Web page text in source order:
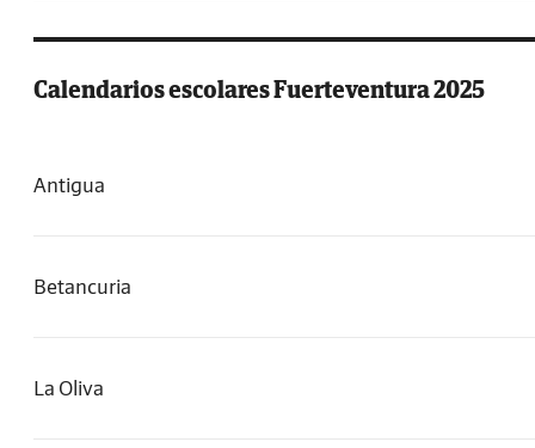
Calendarios escolares Fuerteventura 2025
Antigua
Betancuria
La Oliva